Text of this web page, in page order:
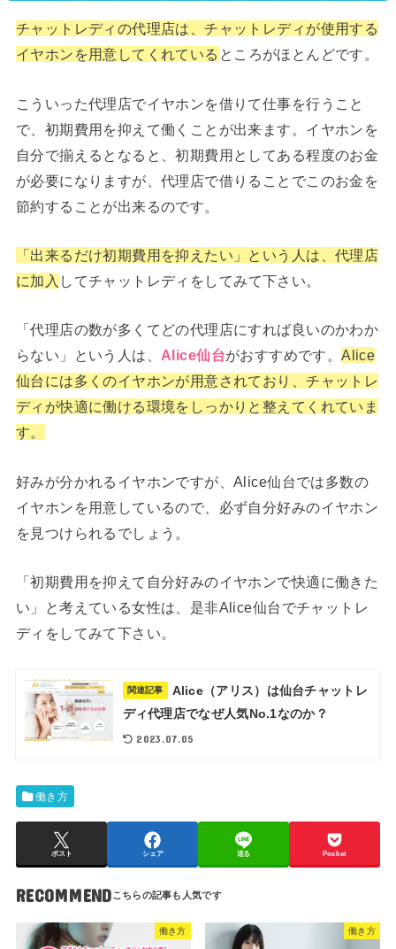
チャットレディの代理店は、チャットレディが使用する
イヤホンを用意してくれている ところがほとんどです。
こういった代理店でイヤホンを借りて仕事を行うこと
で、初期費用を抑えて働くことが出来ます。イヤホンを
自分で揃えるとなると、初期費用としてある程度のお金
が必要になりますが、代理店で借りることでこのお金を
節約することが出来るのです。
「出来るだけ初期費用を抑えたい」という人は、代理店
に加入 してチャットレディをしてみて下さい。
「代理店の数が多くてどの代理店にすれば良いのかわか
らない」という人は、 Alice仙台がおすすめです。Alice
仙台には多くのイヤホンが用意されており、チャットレ
ディが快適に働ける環境をしっかりと整えてくれていま
す。
好みが分かれるイヤホンですが、Alice仙台では多数の
イヤホンを用意しているので、必ず自分好みのイヤホン
を見つけられるでしょう。
「初期費用を抑えて自分好みのイヤホンで快適に働きた
い」と考えている女性は、是非Alice仙台でチャットレ
ディをしてみて下さい。
関連記事
Alice（アリス）は仙台チャットレ
ディ代理店でなぜ人気No.1なのか？
2023.07.05
働き方
ポスト シェア 送る Pocket
RECOMMEND
働き方 働き方